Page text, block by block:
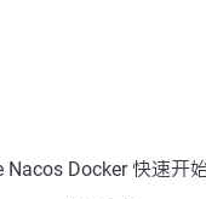
Docker 快速开